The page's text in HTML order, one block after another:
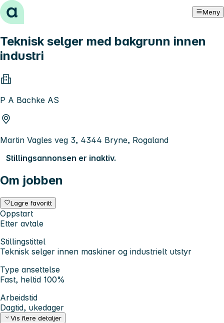
Hopp til innhold Meny
Teknisk selger med bakgrunn innen
industri
P A Bachke AS
Martin Vagles veg 3, 4344 Bryne, Rogaland
Stillingsannonsen er inaktiv.
Om jobben
Lagre favoritt
Oppstart
Etter avtale
Stillingstittel
Teknisk selger innen maskiner og industrielt utstyr
Type ansettelse
Fast, heltid 100%
Arbeidstid
Dagtid, ukedager
Vis flere detaljer